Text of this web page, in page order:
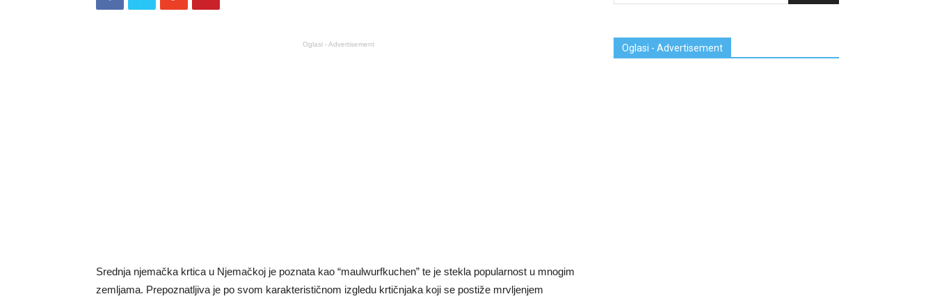
Oglasi - Advertisement
Srednja njemačka krtica u Njemačkoj je poznata kao “maulwurfkuchen” te je stekla popularnost u mnogim
zemljama. Prepoznatljiva je po svom karakterističnom izgledu krtičnjaka koji se postiže mrvljenjem
Oglasi - Advertisement